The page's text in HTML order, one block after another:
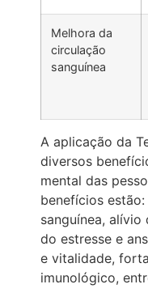
Melhora da
circulação
sanguínea
A aplicação da
diversos
mental das
benefícios
sanguínea,
do estresse e
e vitalidade,
imunológico,